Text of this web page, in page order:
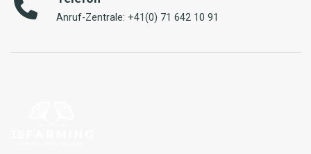
Anruf-Zentrale: +41(0) 71 642 10 91